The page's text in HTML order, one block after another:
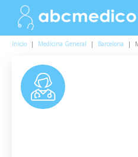
Inicio | Medicina General | Barcelona |